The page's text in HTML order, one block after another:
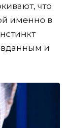
что
именно в
и